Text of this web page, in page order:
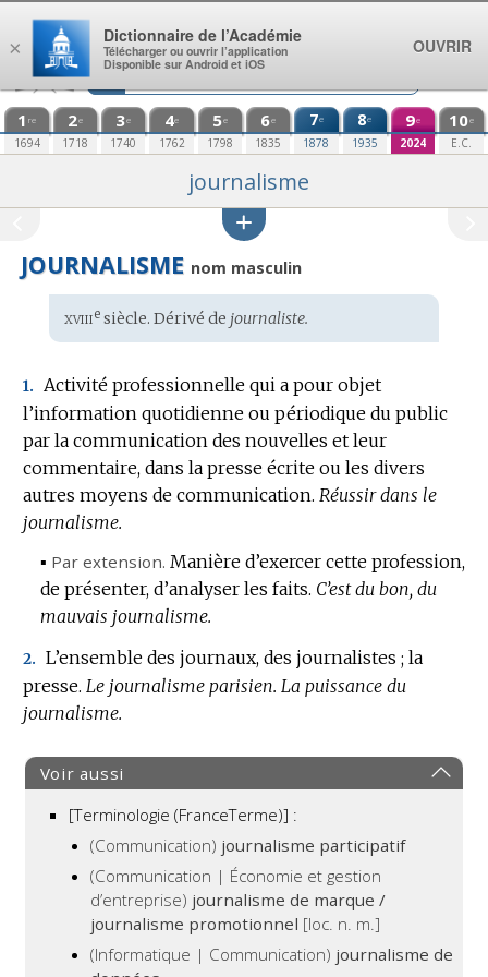
Aller au contenu
1 re
1694
2e
1718
3e
1740
4e
1762
5e
1798
6e
1835
7e
1878
8e
1935
9e
2024
10e
E.C.
journalisme
JOURNALISME nom masculin
Étymologie
:
xviiiesiècle. Dérivé de journaliste.
1.
Activité professionnelle qui a pour objet
l’information quotidienne ou périodique du public
par la communication des nouvelles et leur
commentaire, dans la presse écrite ou les divers
autres moyens de communication. Réussir dans le
journalisme.
▪ Par extension. Manière d’exercer cette profession,
de présenter, d’analyser les faits. C’est du bon, du
mauvais journalisme.
2. L’ensemble des journaux, des journalistes ; la
presse. Le journalisme parisien. La puissance du
journalisme.
Voir aussi
[Terminologie (FranceTerme)] :
(Communication) journalisme participatif
(Communication | Économie et gestion
d’entreprise) journalisme de marque /
journalisme promotionnel [loc. n. m.]
(Informatique | Communication) journalisme de
×
Dictionnaire de l’Académie
Télécharger ou ouvrir l’application
Disponible sur Android et iOS
OUVRIR